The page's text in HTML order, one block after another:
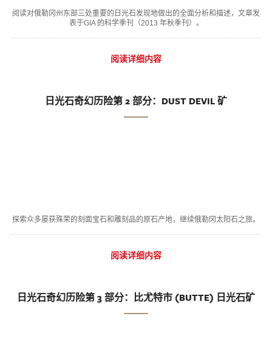
阅读对俄勒冈州东部三处重要的日光石发现地做出的全面分析和描述，文章发
表于GIA 的科学季刊（2013 年秋季刊）。
阅读详细内容
日光石奇幻历险第 2 部分：DUST DEVIL 矿
探索众多屡获殊荣的刻面宝石和雕刻品的原石产地，继续俄勒冈太阳石之旅。
阅读详细内容
日光石奇幻历险第 3 部分：比尤特市 (BUTTE) 日光石矿